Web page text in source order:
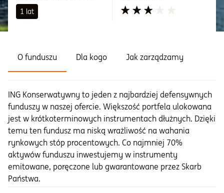
1 lat
O funduszu Dla kogo Jak zarządzamy
ING Konserwatywny to jeden z najbardziej defensywnych
funduszy w naszej ofercie. Większość portfela ulokowana
jest w krótkoterminowych instrumentach dłużnych. Dzięki
temu ten fundusz ma niską wrażliwość na wahania
rynkowych stóp procentowych. Co najmniej 70%
aktywów funduszu inwestujemy w instrumenty
emitowane, poręczone lub gwarantowane przez Skarb
Państwa.